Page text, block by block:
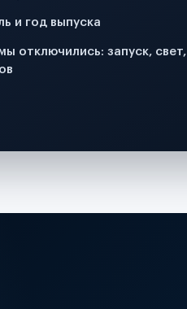
и год выпуска
отключились: запуск, свет,